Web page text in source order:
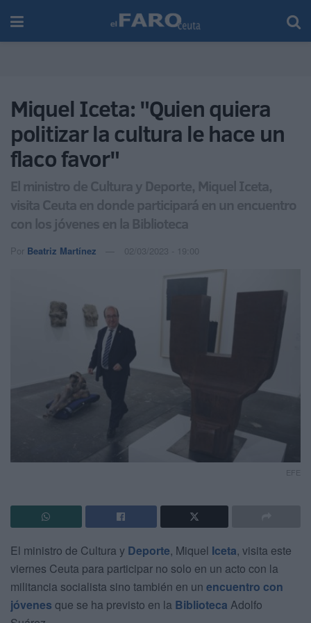
Miquel Iceta: "Quien quiera
politizar la cultura le hace un
flaco favor"
El ministro de Cultura y Deporte, Miquel Iceta,
visita Ceuta en donde participará en un encuentro
con los jóvenes en la Biblioteca
Por Beatriz Martínez 02/03/2023 - 19:00
EFE
El ministro de Cultura y Deporte, Miquel Iceta, visita este
viernes Ceuta para participar no solo en un acto con la
militancia socialista sino también en un encuentro con
jóvenes que se ha previsto en la Biblioteca Adolfo